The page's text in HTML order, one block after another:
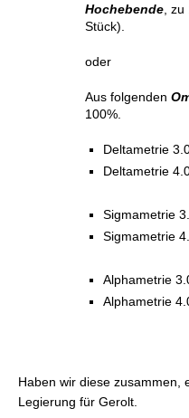
Hochebende ,
Stück).
oder
Aus folgenden
100%.
Deltametrie
Deltametrie
Sigmametrie
Sigmametrie
Alphametrie
Alphametrie
Haben wir diese zusammen,
Legierung für Gerolt.